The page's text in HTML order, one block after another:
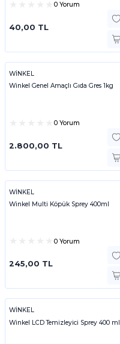
0 Yorum
40,00 TL
WİNKEL
Winkel Genel Amaçlı Gıda Gres 1kg
0 Yorum
2.800,00 TL
WİNKEL
Winkel Multi Köpük Sprey 400ml
0 Yorum
245,00 TL
WİNKEL
Winkel LCD Temizleyici Sprey 400 ml